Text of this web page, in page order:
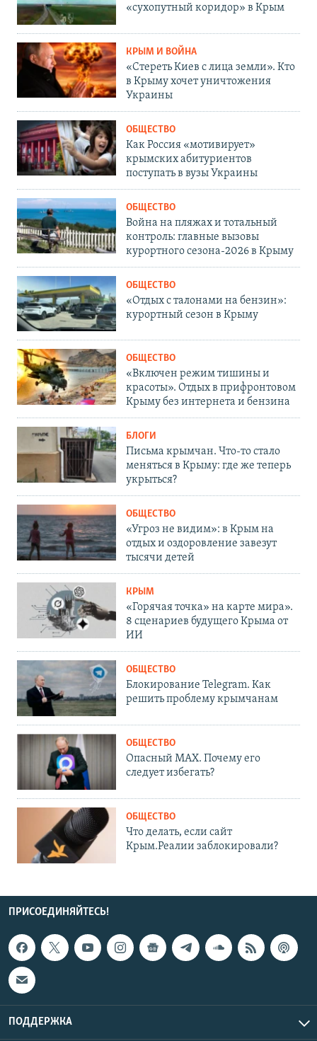
«сухопутный коридор» в Крым
КРЫМ И ВОЙНА
«Стереть Киев с лица земли». Кто
в Крыму хочет уничтожения
Украины
ОБЩЕСТВО
Как Россия «мотивирует»
крымских абитуриентов
поступать в вузы Украины
ОБЩЕСТВО
Война на пляжах и тотальный
контроль: главные вызовы
курортного сезона-2026 в Крыму
ОБЩЕСТВО
«Отдых с талонами на бензин»:
курортный сезон в Крыму
ОБЩЕСТВО
«Включен режим тишины и
красоты». Отдых в прифронтовом
Крыму без интернета и бензина
БЛОГИ
Письма крымчан. Что-то стало
меняться в Крыму: где же теперь
укрыться?
ОБЩЕСТВО
«Угроз не видим»: в Крым на
отдых и оздоровление завезут
тысячи детей
КРЫМ
«Горячая точка» на карте мира».
8 сценариев будущего Крыма от
ИИ
ОБЩЕСТВО
Блокирование Telegram. Как
решить проблему крымчанам
ОБЩЕСТВО
Опасный MAX. Почему его
следует избегать?
ОБЩЕСТВО
Что делать, если сайт
Крым.Реалии заблокировали?
ПРИСОЕДИНЯЙТЕСЬ!
ПОДДЕРЖКА